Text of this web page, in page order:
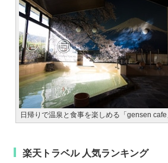
日帰りで温泉と食事を楽しめる「gensen
楽天トラベル 人気ランキング